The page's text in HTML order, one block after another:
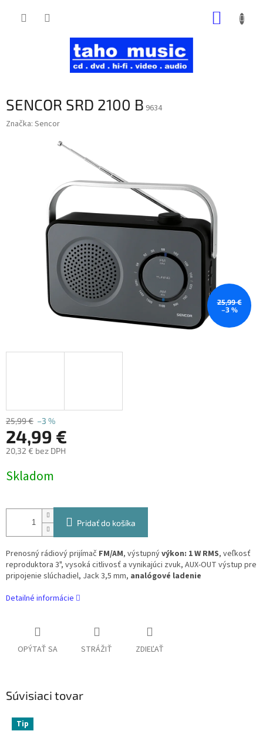
SENCOR SRD 2100 B 9634
Značka: Sencor
25,99 €
–3 %
25,99 € –3 %
24,99 €
20,32 € bez DPH
cena:
Skladom
Pridať do košíka
Prenosný rádiový prijímač FM/AM, výstupnývýkon: 1 W RMS, veľkosť
reproduktora 3", vysoká citlivosť a vynikajúci zvuk, AUX-OUT výstup pre
pripojenie slúchadiel, Jack 3,5 mm, analógové ladenie
Detailné informácie
OPÝTAŤ SA STRÁŽIŤ ZDIEĽAŤ
Súvisiaci tovar
Tip